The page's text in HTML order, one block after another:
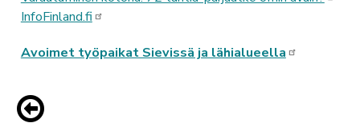
InfoFinland.fi
Avoimet työpaikat Sievissä ja lähialueella